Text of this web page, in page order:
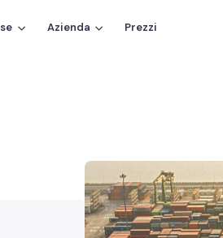
Azienda Prezzi